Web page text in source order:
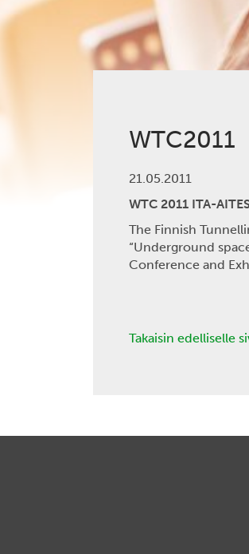
WTC2011
21.05.2011
WTC 2011 ITA-
The Finnish
“Underground
Conference and
Takaisin edelliselle